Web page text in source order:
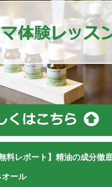
料レポート】精油の成分徹
ール